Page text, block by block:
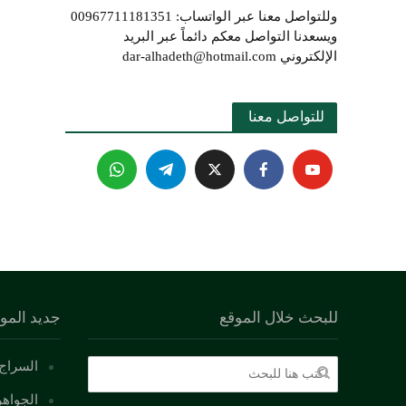
وللتواصل معنا عبر الواتساب: 00967711181351
ويسعدنا التواصل معكم دائماً عبر البريد
الإلكتروني dar-alhadeth@hotmail.com
للتواصل معنا
جديد للبحث خلال الموقع